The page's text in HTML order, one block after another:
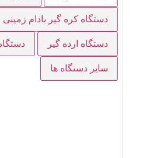
دستگاه کره گیر بادام زمینی
دستگاه ارده گیر
سایر دستگاه ها